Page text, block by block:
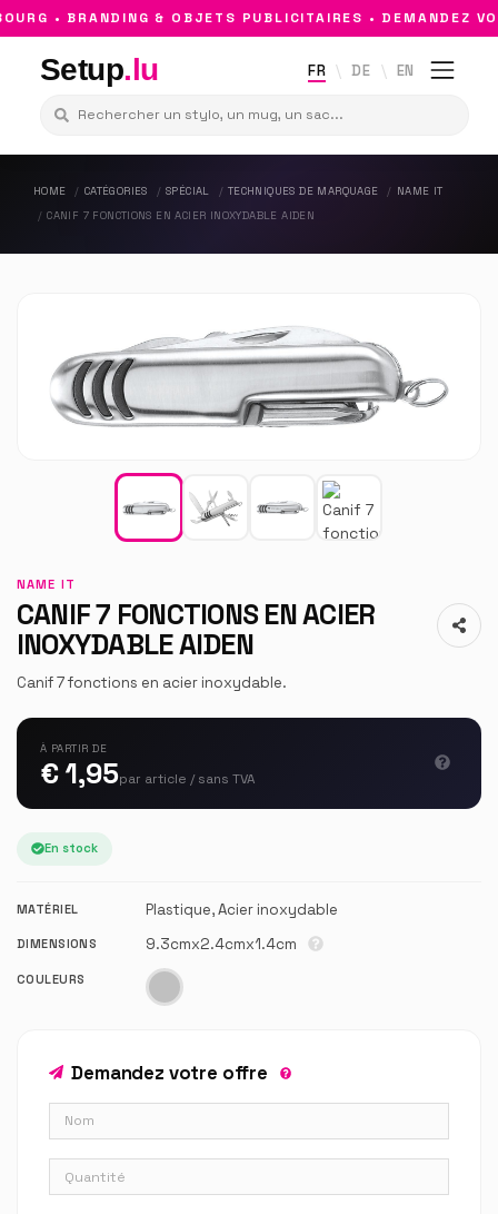
• BRANDING & OBJETS PUBLICITAIRES • DEMANDEZ
Setup.lu FR DE EN
HOME CATÉGORIES SPÉCIAL TECHNIQUES DE MARQUAGE
NAME IT
CANIF 7 FONCTIONS EN ACIER INOXYDABLE AIDEN
NAME IT
CANIF 7 FONCTIONS EN ACIER
INOXYDABLE AIDEN
Canif 7 fonctions en acier inoxydable.
À PARTIR DE
€ 1,95par article / sans TVA
En stock
MATÉRIEL Plastique, Acier inoxydable
DIMENSIONS 9.3cmx2.4cmx1.4cm
COULEURS
Demandez votre offre